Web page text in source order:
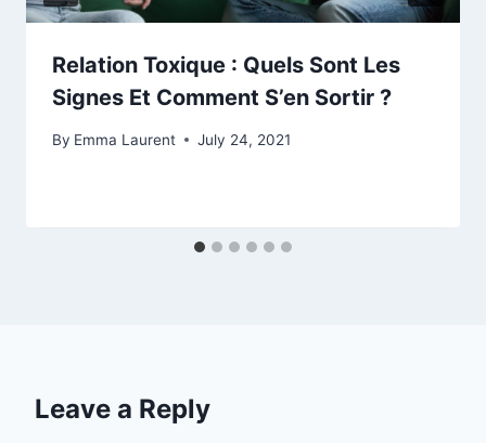
Relation Toxique : Quels Sont Les
Signes Et Comment S’en Sortir ?
By Emma Laurent July 24, 2021
Leave a Reply